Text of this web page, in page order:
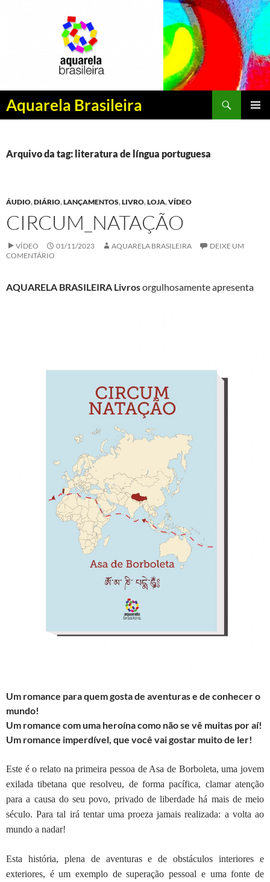
Aquarela Brasileira
Pesquisar
PULAR
CONTEÚDO
Arquivo da tag: literatura de língua portuguesa
ÁUDIO,DIÁRIO,LANÇAMENTOS,LIVRO,LOJA,VÍDEO
CIRCUM_NATAÇÃO
VÍDEO 01/11/2023 AQUARELA BRASILEIRA
DEIXE UM
COMENTÁRIO
AQUARELA BRASILEIRA Livrosorgulhosamente apresenta
Um romance para quem gosta de aventuras e de conhecer o
mundo!
Um romance com uma heroína como não se vê muitas por aí!
Um romance imperdível, que você vai gostar muito de ler!
Este é o relato na primeira pessoa de Asa de Borboleta, uma jovem
exilada tibetana que resolveu, de forma pacífica, clamar atenção
para a causa do seu povo, privado de liberdade há mais de meio
século. Para tal irá tentar uma proeza jamais realizada: a volta ao
mundo a nadar!
Esta história, plena de aventuras e de obstáculos interiores e
exteriores, é um exemplo de superação pessoal e uma fonte de